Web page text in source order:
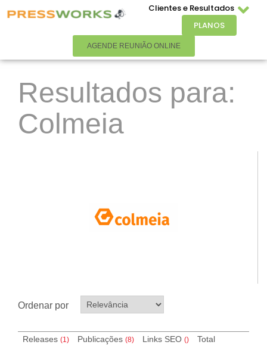
Clientes e Resultados
PLANOS
AGENDE REUNIÃO ONLINE
Resultados para:
Colmeia
Ordenar por
Releases (1) Publicações (8) Links SEO ()
Total